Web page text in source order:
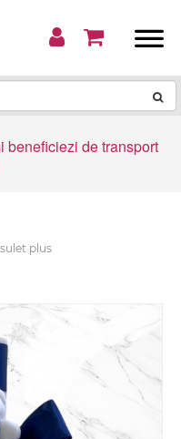
beneficiezi de transport
plus